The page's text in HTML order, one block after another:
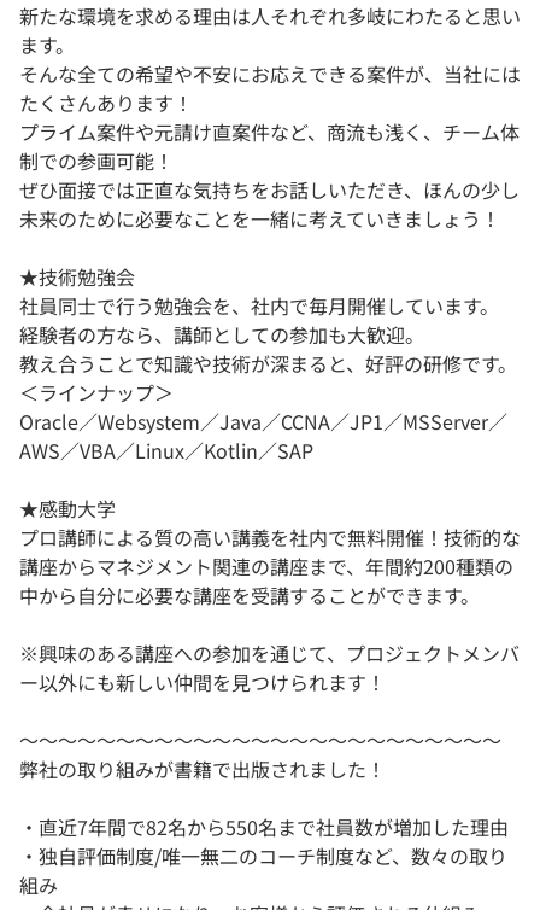
新たな環境を求める理由は人それぞれ多岐にわたると思い
ます。
そんな全ての希望や不安にお応えできる案件が、当社には
たくさんあります！
プライム案件や元請け直案件など、商流も浅く、チーム体
制での参画可能！
ぜひ面接では正直な気持ちをお話しいただき、ほんの少し
未来のために必要なことを一緒に考えていきましょう！
★技術勉強会
社員同士で行う勉強会を、社内で毎月開催しています。
経験者の方なら、講師としての参加も大歓迎。
教え合うことで知識や技術が深まると、好評の研修です。
＜ラインナップ＞
Oracle／Websystem／Java／CCNA／JP1／MSServer／
AWS／VBA／Linux／Kotlin／SAP
★感動大学
プロ講師による質の高い講義を社内で無料開催！技術的な
講座からマネジメント関連の講座まで、年間約200種類の
中から自分に必要な講座を受講することができます。
※興味のある講座への参加を通じて、プロジェクトメンバ
ー以外にも新しい仲間を見つけられます！
～～～～～～～～～～～～～～～～～～～～～～～～～
弊社の取り組みが書籍で出版されました！
・直近7年間で82名から550名まで社員数が増加した理由
・独自評価制度/唯一無二のコーチ制度など、数々の取り
組み